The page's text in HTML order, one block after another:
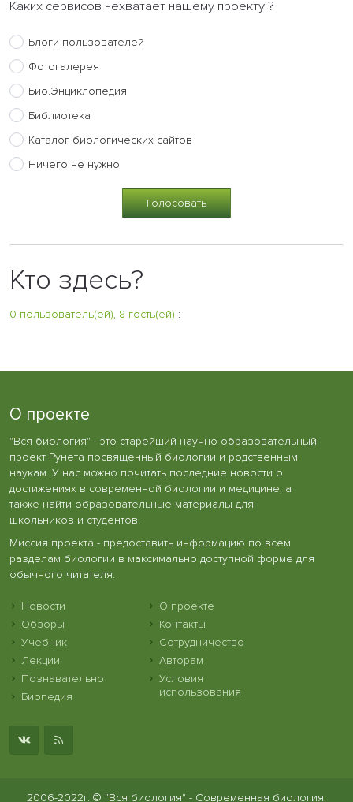
Каких сервисов нехватает нашему проекту ?
Блоги пользователей
Фотогалерея
Био.Энциклопедия
Библиотека
Каталог биологических сайтов
Ничего не нужно
Кто здесь?
0 пользователь(ей), 8 гость(ей) :
О проекте
"Вся биология" - это старейший научно-образовательный
проект Рунета посвященный биологии и родственным
наукам. У нас можно почитать последние новости о
достижениях в современной биологии и медицине, а
также найти образовательные материалы для
школьников и студентов.
Миссия проекта - предоставить информацию по всем
разделам биологии в максимально доступной форме для
обычного читателя.
Новости
Обзоры
Учебник
Лекции
Познавательно
Биопедия
О проекте
Контакты
Сотрудничество
Авторам
Условия
использования
2006-2022г. © "Вся биология" - Современная биология,